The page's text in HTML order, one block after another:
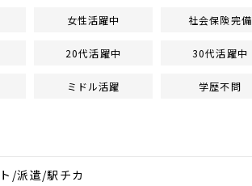
女性活躍中 社会保険完備
20代活躍中 30代活躍中
ミドル活躍 学歴不問
/派遣/駅チカ